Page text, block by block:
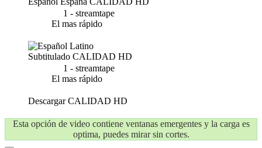
1 - streamtape
El mas rápido
Subtitulado CALIDAD HD
1 - streamtape
El mas rápido
DescargarCALIDAD HD
Esta opción de video contiene ventanas emergentes y la carga es
optima, puedes mirar sin cortes.